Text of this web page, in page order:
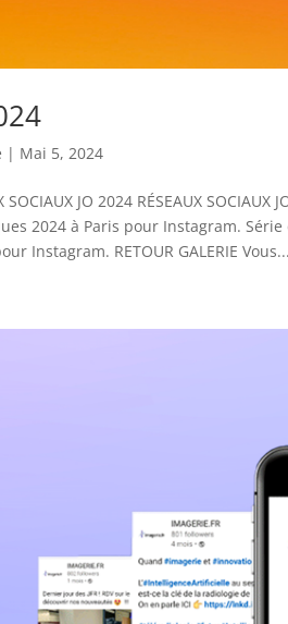
| Mai 5, 2024
SOCIAUX JO 2024 RÉSEAUX
2024 à Paris pour Instagram.
Instagram. RETOUR GALERIE Vous...